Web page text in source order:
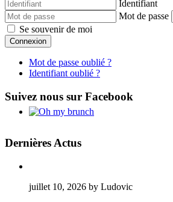
Identifiant
Mot de passe
Se souvenir de moi
Connexion
Mot de passe oublié ?
Identifiant oublié ?
Suivez nous sur Facebook
Dernières Actus
juillet 10, 2026 by Ludovic